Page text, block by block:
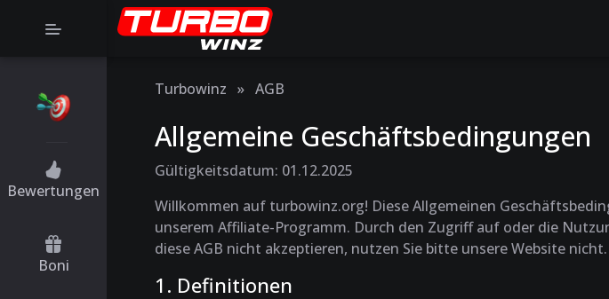
Bewertungen
Boni
Turbowinz » AGB
Allgemeine Geschäftsbedingungen
Gültigkeitsdatum: 01.12.2025
Willkommen auf turbowinz.org! Diese Allgemeinen
unserem Affiliate-Programm. Durch den Zugriff auf oder die
diese AGB nicht akzeptieren, nutzen Sie bitte unsere Website nicht.
1. Definitionen